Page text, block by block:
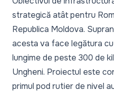
strategică atât pentru
Republica Moldova.
acesta va face legătura
lungime de peste 300 de
Ungheni. Proiectul este
primul pod rutier de nivel